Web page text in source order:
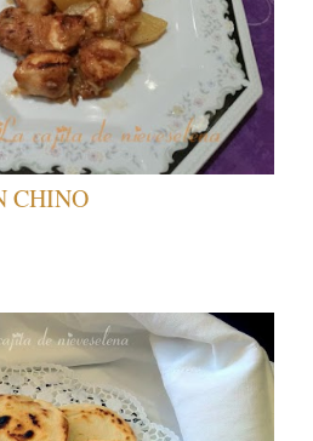
CHINO